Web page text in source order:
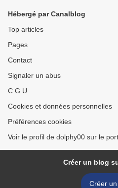
Hébergé par Canalblog
Top articles
Pages
Contact
Signaler un abus
C.G.U.
Cookies et données personnelles
Préférences cookies
Voir le profil de dolphy00 sur le
Créer un blog
Créer